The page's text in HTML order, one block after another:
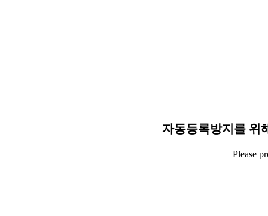
자동등록방지를 위
Please